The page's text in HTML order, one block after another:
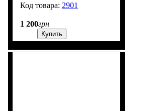
2901
1 200грн
Купить